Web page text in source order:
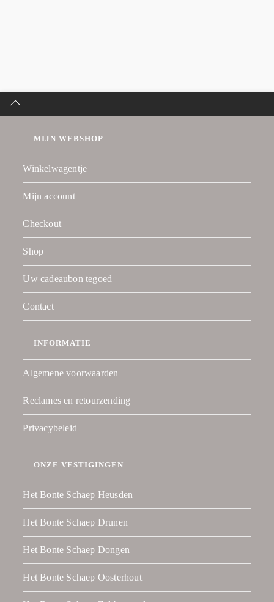
MIJN WEBSHOP
Winkelwagentje
Mijn account
Checkout
Shop
Uw cadeaubon tegoed
Contact
INFORMATIE
Algemene voorwaarden
Reclames en retourzending
Privacybeleid
ONZE VESTIGINGEN
Het Bonte Schaep Heusden
Het Bonte Schaep Drunen
Het Bonte Schaep Dongen
Het Bonte Schaep Oosterhout